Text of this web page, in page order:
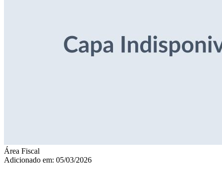
Área Fiscal
Adicionado em: 05/03/2026